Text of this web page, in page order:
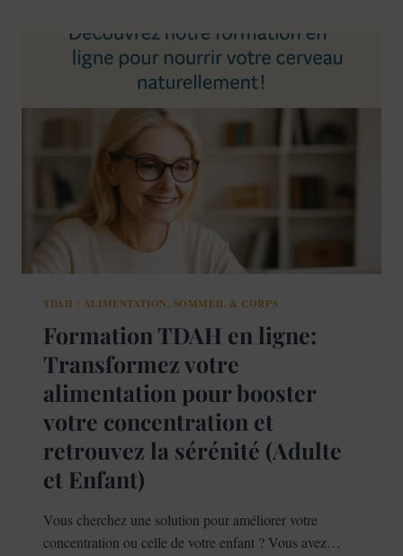
ILS
EXCELLENT
AU
PLUS
HAUT
NIVEAU
TDAH : ALIMENTATION, SOMMEIL & CORPS
Formation TDAH en ligne:
Transformez votre
alimentation pour booster
votre concentration et
retrouvez la sérénité (Adulte
et Enfant)
Vous cherchez une solution pour améliorer votre
concentration ou celle de votre enfant ? Vous avez…